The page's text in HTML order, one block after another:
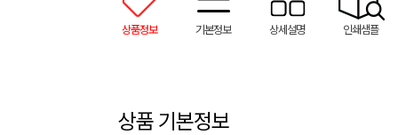
상품정보 기본정보 상세설명 인쇄샘플
상품 기본정보